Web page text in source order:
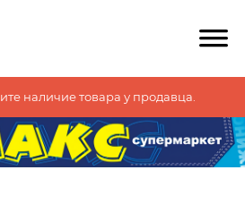
наличие товара у продавца.